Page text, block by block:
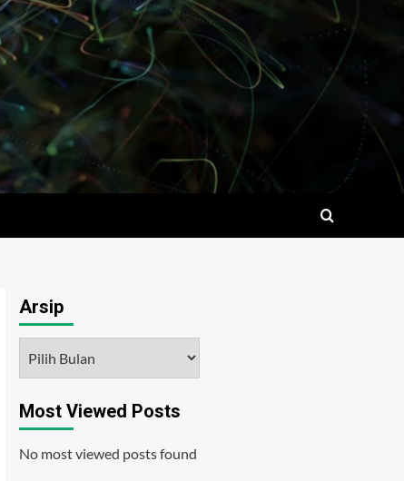
Arsip
Most Viewed Posts
No most viewed posts found